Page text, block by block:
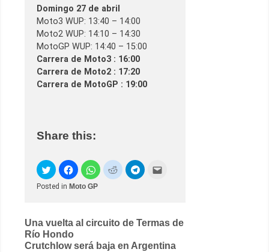
Domingo 27 de abril
Moto3 WUP: 13:40 – 14:00
Moto2 WUP: 14:10 – 14:30
MotoGP WUP: 14:40 – 15:00
Carrera de Moto3 : 16:00
Carrera de Moto2 : 17:20
Carrera de MotoGP : 19:00
Share this:
Posted in Moto GP
Post
navigation
Una vuelta al circuito de Termas de
Río Hondo
Crutchlow será baja en Argentina